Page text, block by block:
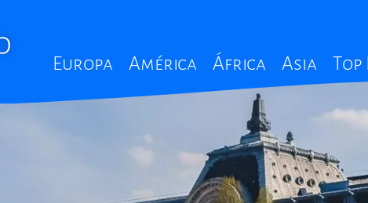
Main
navigation
Europa América África Asia Top